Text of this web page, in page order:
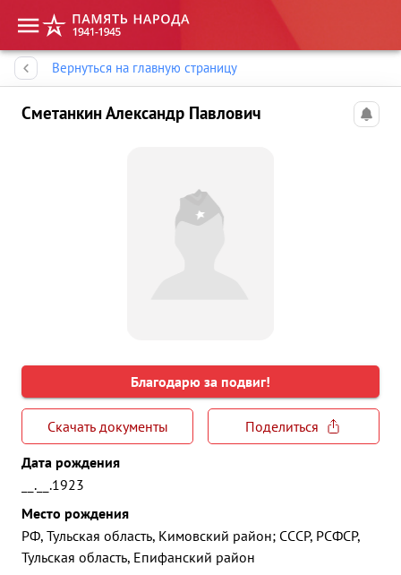
Вернуться на главную страницу
Сметанкин Александр Павлович
Благодарю за подвиг!
Скачать документы
Поделиться
Дата рождения
__.__.1923
Место рождения
РФ, Тульская область, Кимовский район; СССР, РСФСР,
Тульская область, Епифанский район
Память народа